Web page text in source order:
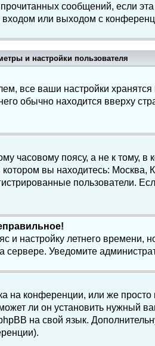
сообщений, если
или выходом с
и настройки пользователя
все ваши настройки
обычно находится вверху
часовому поясу, а не к тому, в
вы находитесь: Москва,
пользователи.
и настройку летнего времени,
сервере. Уведомите
на конференции, или же
ли он установить нужный
на свой язык.